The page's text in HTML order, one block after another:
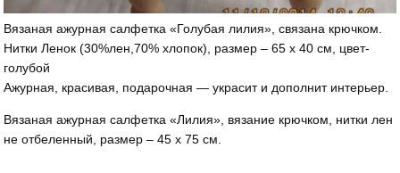
Вязаная ажурная салфетка «Голубая лилия», связана крючком.
Нитки Ленок (30%лен,70% хлопок), размер – 65 х 40 см, цвет-
голубой
Ажурная, красивая, подарочная — украсит и дополнит интерьер.
Вязаная ажурная салфетка «Лилия», вязание крючком, нитки лен
не отбеленный, размер – 45 х 75 см.